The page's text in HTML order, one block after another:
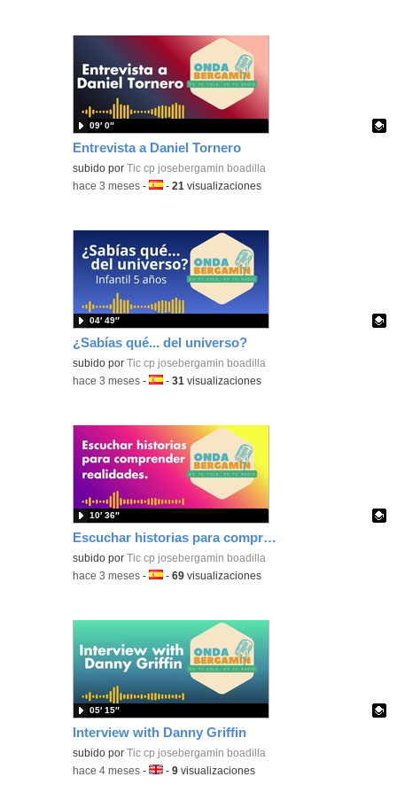
Entrevista a Daniel Tornero
Contenido educativo.
subido por Tic cp josebergamin boadilla
09′ 0″
-hace 3 meses -Idioma:
-21 visualizaciones
¿Sabías qué... del universo?
Contenido educativo.
subido por Tic cp josebergamin boadilla
04′ 49″
-hace 3 meses -Idioma:
-31 visualizaciones
Escuchar historias para comprender realidades
Contenido educativo.
subido por Tic cp josebergamin boadilla
10′ 36″
-hace 3 meses -Idioma:
-69 visualizaciones
Interview with Danny Griffin
Contenido educativo.
subido por Tic cp josebergamin boadilla
05′ 15″
-hace 4 meses -Idioma:
-9 visualizaciones